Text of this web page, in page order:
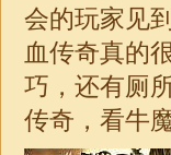
会的玩家见
血传奇真的
巧，还有厕
传奇，看牛